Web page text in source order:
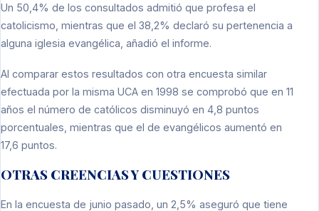
Un 50,4% de los consultados admitió que profesa el
catolicismo, mientras que el 38,2% declaró su pertenencia a
alguna iglesia evangélica, añadió el informe.
Al comparar estos resultados con otra encuesta similar
efectuada por la misma UCA en 1998 se comprobó que en 11
años el número de católicos disminuyó en 4,8 puntos
porcentuales, mientras que el de evangélicos aumentó en
17,6 puntos.
OTRAS CREENCIAS Y CUESTIONES
En la encuesta de junio pasado, un 2,5% aseguró que tiene